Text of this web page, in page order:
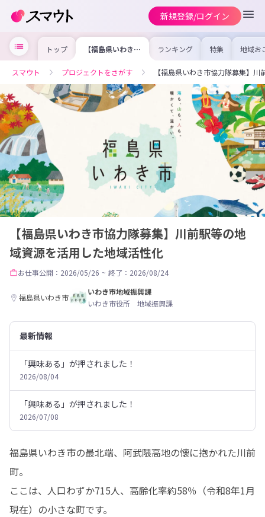
新規登録/ログイン
トップ 【福島県いわき市
協力隊募集】川前
活用した地域活性
化
ランキング 特集 地域お
の求
を集め
事内容
を比較
合った
けよう
スマウト プロジェクトをさがす 【福島県いわき市協力隊募集】
【福島県いわき市協力隊募集】川前駅等の地
域資源を活用した地域活性化
お仕事公開：2026/05/26 ~ 終了：2026/08/24
福島県いわき市
いわき市地域振興課
いわき市役所 地域振興課
最新情報
「興味ある」が押されました！
2026/08/04
「興味ある」が押されました！
2026/07/08
福島県いわき市の最北端、阿武隈高地の懐に抱かれた川前
町。
ここは、人口わずか715人、高齢化率約58％（令和8年1月
現在）の小さな町です。